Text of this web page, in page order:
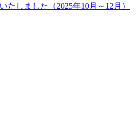
たしました（2025年10月～12月）